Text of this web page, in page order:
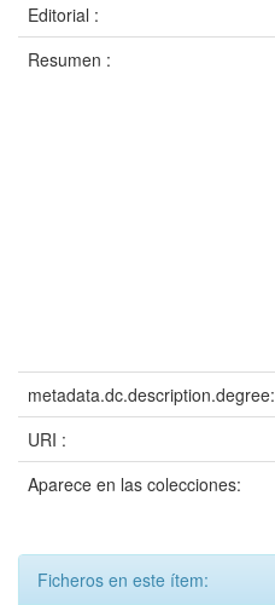
Editorial :
Resumen :
metadata.dc.description.degree:
URI :
Aparece en las colecciones:
Ficheros en este ítem: